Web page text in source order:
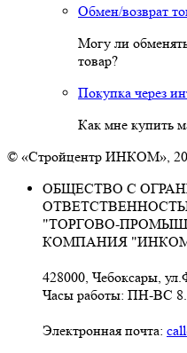
Обмен/возврат
Могу ли
товар?
Покупка через
Как мне купить
© «Стройцентр ИНКОМ»,
ОБЩЕСТВО С
"ТОРГОВО-
КОМПАНИЯ
428000, Чебоксары,
Часы работы: ПН-ВС
Электронная почта: